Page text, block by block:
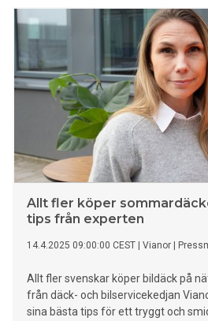
och Bergström toppar dessutom
deltävlingen som avgörs på
Allt fler köper
tips från experten
14.4.2025 09:00:00 CEST Vianor
Allt fler svenskar köper bildäck på
från däck- och bilservicekedjan
sina bästa tips för ett tryggt och